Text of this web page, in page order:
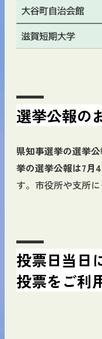
選挙公報の
県知事選挙の選挙
挙の選挙公報は7月
す。市役所や支所
投票日当日
投票をご利